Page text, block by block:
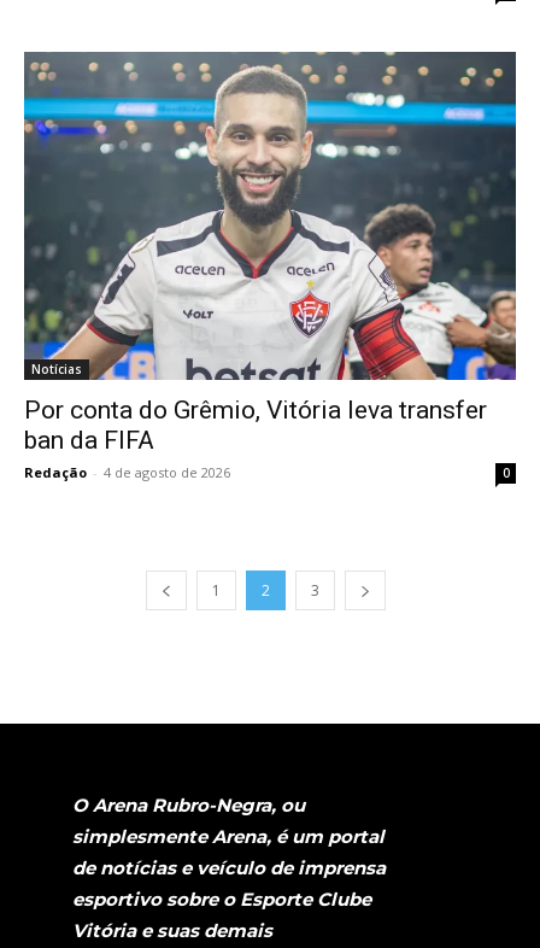
Notícias
Por conta do Grêmio, Vitória leva transfer
ban da FIFA
Redação - 4 de agosto de 2026 0
1 2 3
O Arena Rubro-Negra, ou
simplesmente Arena, é um portal
de notícias e veículo de imprensa
esportivo sobre o Esporte Clube
Vitória e suas demais